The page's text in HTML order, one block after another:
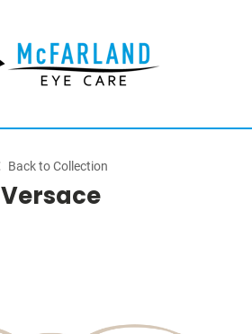
Back to Collection
Versace